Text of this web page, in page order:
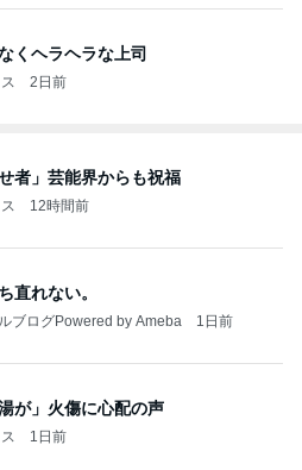
くヘラヘラな上司
2日前
者」芸能界からも祝福
12時間前
直れない。
ブログPowered by Ameba 1日前
が」火傷に心配の声
1日前